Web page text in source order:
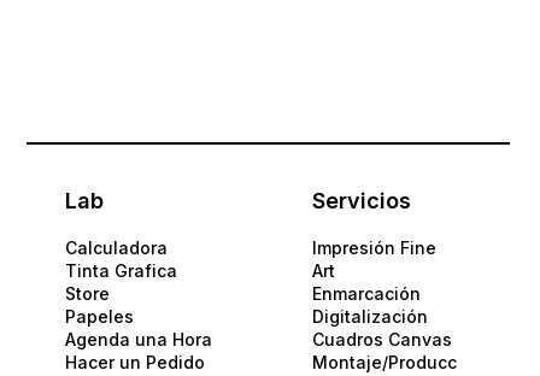
Lab
Calculadora
Tinta Grafica
Store
Papeles​
Agenda una Hora
Hacer un Pedido
Servicios
Impresión Fine
Art
Enmarcación
Digitalización
Cuadros Canvas
Montaje/Producc